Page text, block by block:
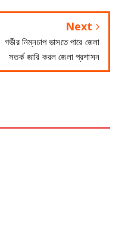
Next
গভীর নিম্নচাপ ভাসতে পারে জেলা
সতর্ক জারি করল জেলা প্রশাসন